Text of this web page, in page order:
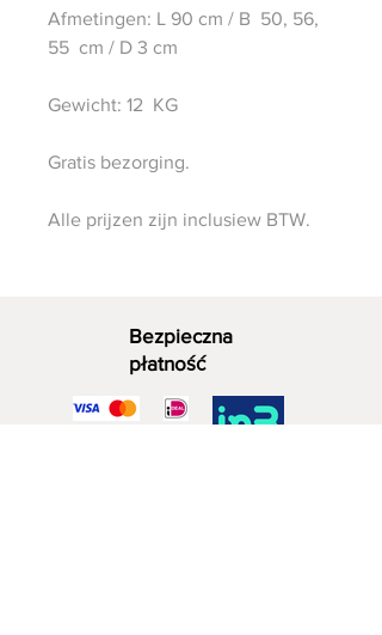
Afmetingen: L 90 cm / B 50, 56,
55 cm / D 3 cm
Gewicht: 12 KG
Gratis bezorging.
Alle prijzen zijn inclusiew BTW.
Bezpieczna
płatność